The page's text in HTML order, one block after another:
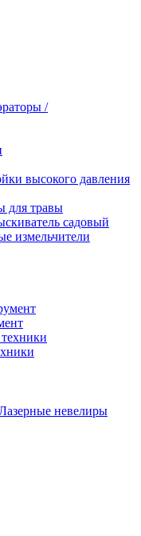
/
высокого давления
для травы
садовый
измельчители
невелиры